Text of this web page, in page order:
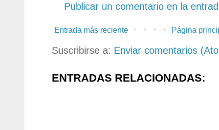
Publicar un comentario en la
Entrada más reciente Página
Suscribirse a: Enviar comentarios
ENTRADAS RELACIONADAS: